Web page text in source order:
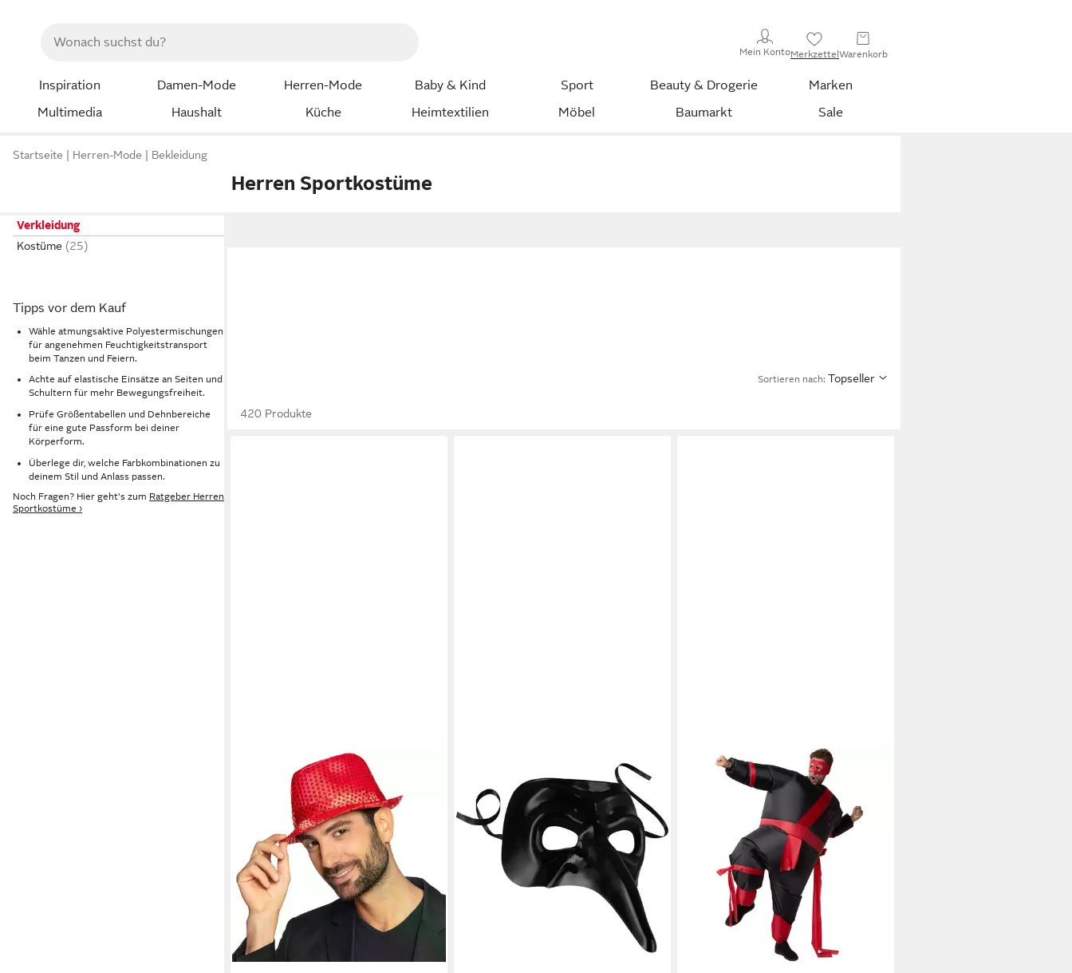
Mein KontoMerkzettelWarenkorb
Inspiration Damen-Mode Herren-Mode Baby & Kind Sport Beauty & Drogerie
Marken
Multimedia
Haushalt Küche Heimtextilien Möbel Baumarkt Sale
Startseite Herren-Mode Bekleidung
Herren Sportkostüme
Verkleidung
Kostüme
Tipps vor dem Kauf
Wähle atmungsaktive Polyestermischungen
für angenehmen Feuchtigkeitstransport
beim Tanzen und Feiern.
Achte auf elastische Einsätze an Seiten und
Schultern für mehr Bewegungsfreiheit.
Prüfe Größentabellen und Dehnbereiche
für eine gute Passform bei deiner
Körperform.
Überlege dir, welche Farbkombinationen zu
deinem Stil und Anlass passen.
Noch Fragen? Hier geht's zum Ratgeber Herren
Sportkostüme ›
Sortieren nach: Topseller
420 Produkte